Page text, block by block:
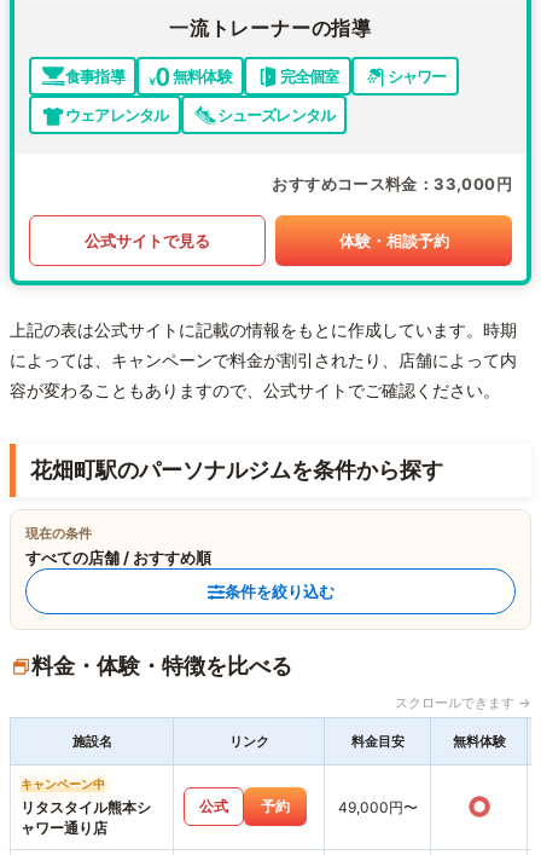
一流トレーナーの指導
食事指導 無料体験 完全個室
シャワー
ウェアレンタル
シューズレンタル
おすすめコース料金 33,000円
公式サイトで見る 体験・相談予約
上記の表は公式サイトに記載の情報をもとに作成しています。時期
によっては、キャンペーンで料金が割引されたり、店舗によって内
容が変わることもありますので、公式サイトでご確認ください。
花畑町駅のパーソナルジムを条件から探す
現在の条件
すべての店舗 / おすすめ順
条件を絞り込む
料金・体験・特徴を比べる
スクロールできます →
施設名 リンク 料金目安 無料体験
キャンペーン中
リタスタイル熊本シ
ャワー通り店
公式 予約 49,000円〜 ○